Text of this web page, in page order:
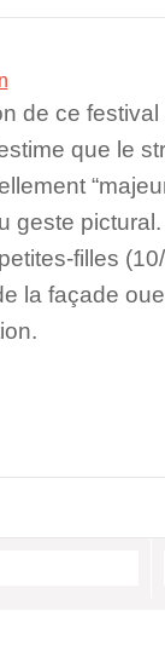
de ce
que le
geste pictural.
filles
la façade